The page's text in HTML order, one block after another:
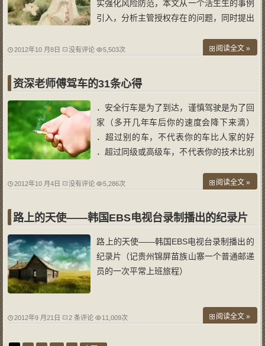
实强化风险防范，本文从一个活生生的事例
引入，分析主管授权存在的问题，同时提出
“一客户夫妇两人到宣化一网点取一笔15万
行支取，可当营业员将123元的利息递给
2012年10 月8日 没有评论 5,503次 阅读全文 »
资深老师傅驾车的31条心得
．安全行车是为了到达，谨慎驾驶是为了回
家（多开几年车后你的速度会降下来滴）
．超过别的车，不代表你的车比人家的好
．超过同级或高级车，不代表你的技术比别
表在下一个路口你可以不排队； ．飙车与
（已经有很多人到站了）； ．遇拥堵时，
2012年10 月4日 没有评论 5,286次 阅读全文 »
路上的天使——韩国EBS电视台录制播出的纪录片
路上的天使——韩国EBS电视台录制播出的
纪录片（记贵州锦屏苗族山寨一个普通邮递
员的一次平常上班旅程）
2012年9 月21日 2 条评论 11,009次 阅读全文 »